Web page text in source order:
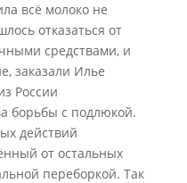
всё молоко не
отказаться от
средствами, и
заказали Илье
России
борьбы с подлюкой.
действий
от остальных
переборкой. Так